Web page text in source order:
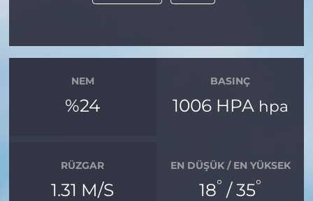
NEM
%24
BASINÇ
1006 HPA hpa
RÜZGAR
1.31 M/S
EN DÜŞÜK / EN YÜKSEK
18° / 35°